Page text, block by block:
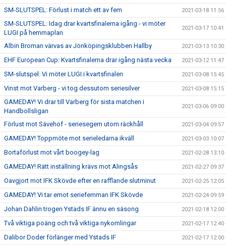
SM-SLUTSPEL: Förlust i match ett av fem 2021-03-18 11:56
SM-SLUTSPEL: Idag drar kvartsfinalerna igång - vi möter
LUGI på hemmaplan
2021-03-17 10:41
Albin Broman värvas av Jönköpingsklubben Hallby 2021-03-13 10:30
EHF European Cup: Kvartsfinalerna drar igång nästa vecka 2021-03-12 11:47
SM-slutspel: Vi möter LUGI i kvartsfinalen 2021-03-08 15:45
Vinst mot Varberg - vi tog dessutom seriesilver 2021-03-08 15:15
GAMEDAY! Vi drar till Varberg för sista matchen i
Handbollsligan
2021-03-06 09:00
Förlust mot Sävehof - seriesegern utom räckhåll 2021-03-04 09:57
GAMEDAY! Toppmöte mot serieledarna ikväll 2021-03-03 10:07
Bortaförlust mot vårt boogey-lag 2021-02-28 13:10
GAMEDAY! Rätt inställning krävs mot Alingsås 2021-02-27 09:37
Oavgjort mot IFK Skövde efter en rafflande slutminut 2021-02-25 12:05
GAMEDAY! Vi tar emot seriefemman IFK Skövde 2021-02-24 09:59
Johan Dahlin trogen Ystads IF ännu en säsong 2021-02-18 12:00
Två viktiga poäng och två viktiga nykomlingar 2021-02-17 12:40
Dalibor Doder förlänger med Ystads IF 2021-02-17 12:00